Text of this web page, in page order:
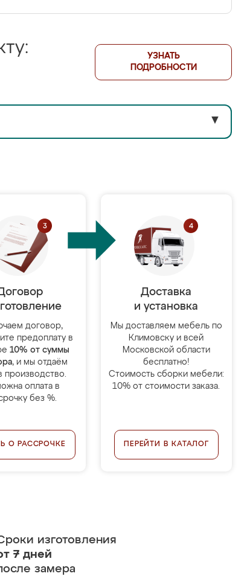
УЗНАТЬ
ПОДРОБНОСТИ
▼
договор,
предоплату в
10% от суммы
, и мы отдаём
производство.
оплата в
без %.
О РАССРОЧКЕ
Доставка
и установка
Мы доставляем мебель по
Климовску и всей
Московской области
бесплатно!
Стоимость сборки мебели:
10% от стоимости заказа.
ПЕРЕЙТИ В КАТАЛОГ
изготовления
7 дней
замера